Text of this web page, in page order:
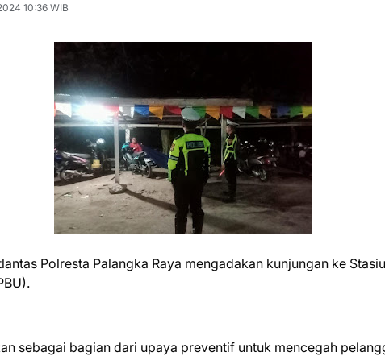
10:36 WIB
Polresta Palangka Raya mengadakan kunjungan ke
sebagai bagian dari upaya preventif untuk mencegah